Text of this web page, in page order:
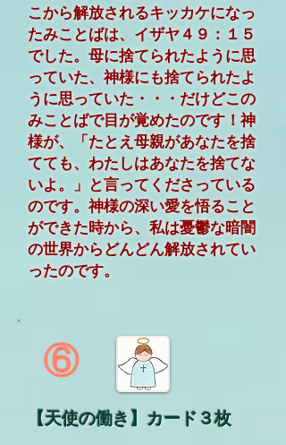
こから解放されるキッカケになっ
たみことばは、イザヤ４９：１５
でした。母に捨てられたように思
っていた、神様にも捨てられたよ
うに思っていた・・・だけどこの
みことばで目が覚めたのです！神
様が、「たとえ母親があなたを捨
てても、わたしはあなたを捨てな
いよ。」と言ってくださっている
のです。神様の深い愛を悟ること
ができた時から、私は憂鬱な暗闇
の世界からどんどん解放されてい
ったのです。
⑥
【天使の働き】カード３枚